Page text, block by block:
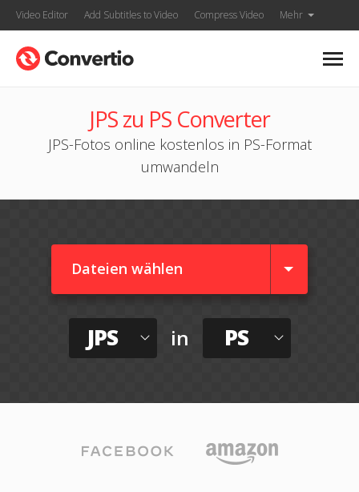
Video Editor Add Subtitles to Video Compress Video Mehr
JPS zu PS Converter
JPS-Fotos online kostenlos in PS-Format
umwandeln
Dateien wählen
JPS in PS